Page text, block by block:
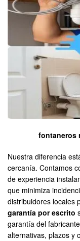
fontaneros
Nuestra diferencia
cercanía. Contamos
de experiencia
que minimiza
distribuidores locales
garantía por escrito
garantía del
alternativas, plazos y